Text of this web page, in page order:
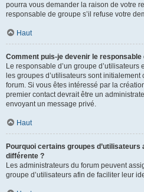
pourra vous demander la raison de votre
responsable de groupe s’il refuse votre
Haut
Comment puis-je devenir le responsable
Le responsable d’un groupe
les groupes d’utilisateurs sont
forum. Si vous êtes intéressé par la
premier contact devrait être un
envoyant un message privé.
Haut
Pourquoi certains groupes
différente ?
Les administrateurs du forum peuvent
groupe d’utilisateurs afin de faciliter leur